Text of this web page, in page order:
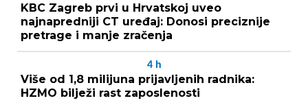
KBC Zagreb prvi u Hrvatskoj uveo
najnapredniji CT uređaj: Donosi preciznije
pretrage i manje zračenja
4 h
Više od 1,8 milijuna prijavljenih radnika:
HZMO bilježi rast zaposlenosti